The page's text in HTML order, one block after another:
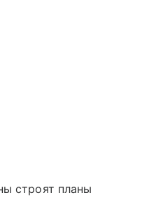
строят планы